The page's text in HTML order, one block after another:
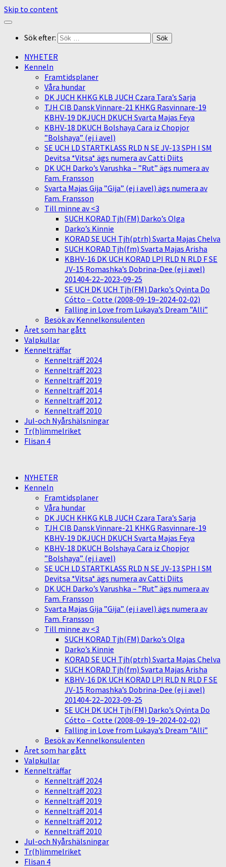
Skip to content
Sök efter:
NYHETER
Kenneln
Framtidsplaner
Våra hundar
DK JUCH KHKG KLB JUCH Czara Tara’s Sarja
TJH CIB Dansk Vinnare-21 KHKG Rasvinnare-19
KBHV-19 DKJUCH DKUCH Svarta Majas Feya
KBHV-18 DKUCH Bolshaya Cara iz Chopjor
”Bolshaya” (ej i avel)
SE UCH LD STARTKLASS RLD N SE JV-13 SPH I SM
Devitsa *Vitsa* ägs numera av Catti Diits
DK UCH Darko’s Varushka – ”Rut” ägs numera av
Fam. Fransson
Svarta Majas Gija ”Gija” (ej i avel) ägs numera av
Fam. Fransson
Till minne av <3
SUCH KORAD Tjh(FM) Darko’s Olga
Darko’s Kinnie
KORAD SE UCH Tjh(ptrh) Svarta Majas Chelva
SUCH KORAD Tjh(fm) Svarta Majas Arisha
KBHV-16 DK UCH KORAD LPI RLD N RLD F SE
JV-15 Romashka’s Dobrina-Dee (ej i avel)
201404-22–2023-09-25
SE UCH DK UCH Tjh(FM) Darko’s Qvinta Do
Cótto – Cotte (2008-09-19–2024-02-02)
Falling in Love from Lukaya’s Dream ”Alli”
Besök av Kennelkonsulenten
Året som har gått
Valpkullar
Kennelträffar
Kennelträff 2024
Kennelträff 2023
Kennelträff 2019
Kennelträff 2014
Kennelträff 2012
Kennelträff 2010
Jul-och Nyårshälsningar
Tr(h)immelriket
Flisan 4
NYHETER
Kenneln
Framtidsplaner
Våra hundar
DK JUCH KHKG KLB JUCH Czara Tara’s Sarja
TJH CIB Dansk Vinnare-21 KHKG Rasvinnare-19
KBHV-19 DKJUCH DKUCH Svarta Majas Feya
KBHV-18 DKUCH Bolshaya Cara iz Chopjor
”Bolshaya” (ej i avel)
SE UCH LD STARTKLASS RLD N SE JV-13 SPH I SM
Devitsa *Vitsa* ägs numera av Catti Diits
DK UCH Darko’s Varushka – ”Rut” ägs numera av
Fam. Fransson
Svarta Majas Gija ”Gija” (ej i avel) ägs numera av
Fam. Fransson
Till minne av <3
SUCH KORAD Tjh(FM) Darko’s Olga
Darko’s Kinnie
KORAD SE UCH Tjh(ptrh) Svarta Majas Chelva
SUCH KORAD Tjh(fm) Svarta Majas Arisha
KBHV-16 DK UCH KORAD LPI RLD N RLD F SE
JV-15 Romashka’s Dobrina-Dee (ej i avel)
201404-22–2023-09-25
SE UCH DK UCH Tjh(FM) Darko’s Qvinta Do
Cótto – Cotte (2008-09-19–2024-02-02)
Falling in Love from Lukaya’s Dream ”Alli”
Besök av Kennelkonsulenten
Året som har gått
Valpkullar
Kennelträffar
Kennelträff 2024
Kennelträff 2023
Kennelträff 2019
Kennelträff 2014
Kennelträff 2012
Kennelträff 2010
Jul-och Nyårshälsningar
Tr(h)immelriket
Flisan 4